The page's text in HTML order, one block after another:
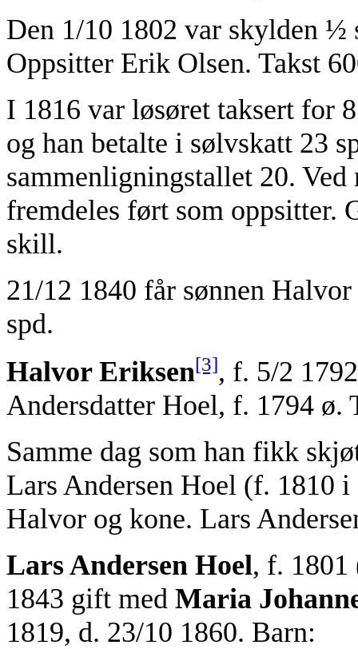
Den 1/10 1802 var skylden ½
Oppsitter Erik Olsen. Takst
I 1816 var løsøret taksert for
og han betalte i sølvskatt 23
sammenligningstallet 20.
fremdeles ført som oppsitter.
skill.
21/12 1840 får sønnen
spd.
Halvor Eriksen[3], f. 5/2
Andersdatter Hoel, f. 1794 ø.
Samme dag som han fikk
Lars Andersen Hoel (f. 1810
Halvor og kone. Lars
Lars Andersen Hoel, f. 1801
1843 gift med Maria
1819, d. 23/10 1860. Barn: